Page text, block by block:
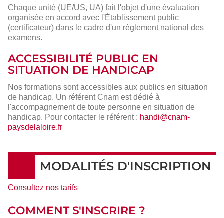
Chaque unité (UE/US, UA) fait l'objet d'une évaluation
organisée en accord avec l'Établissement public
(certificateur) dans le cadre d'un règlement national des
examens.
ACCESSIBILITÉ PUBLIC EN
SITUATION DE HANDICAP
Nos formations sont accessibles aux publics en situation
de handicap. Un référent Cnam est dédié à
l'accompagnement de toute personne en situation de
handicap. Pour contacter le référent : handi@cnam-
paysdelaloire.fr
MODALITÉS D'INSCRIPTION
Consultez nos tarifs
COMMENT S'INSCRIRE ?